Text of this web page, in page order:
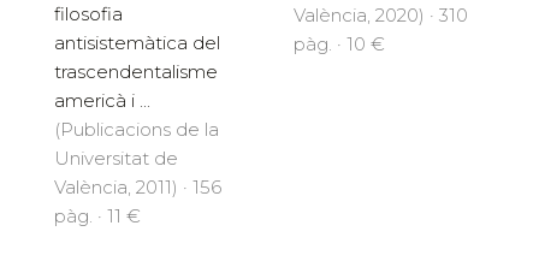
filosofia
antisistemàtica del
trascendentalisme
americà i ...
(Publicacions de la
Universitat de
València, 2011) · 156
pàg. · 11 €
València, 2020) · 310
pàg. · 10 €